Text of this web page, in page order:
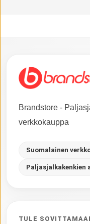
Brandstore -
verkkokauppa
Suomalainen
Paljasjalkakenkien
TULE